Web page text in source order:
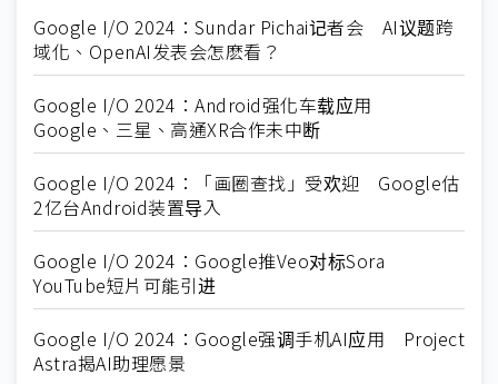
Google I/O 2024：Sundar Pichai记者会 AI议题跨
域化、OpenAI发表会怎麽看？
Google I/O 2024：Android强化车载应用
Google、三星、高通XR合作未中断
Google I/O 2024：「画圈查找」受欢迎 Google估
2亿台Android装置导入
Google I/O 2024：Google推Veo对标Sora
YouTube短片可能引进
Google I/O 2024：Google强调手机AI应用 Project
Astra揭AI助理愿景